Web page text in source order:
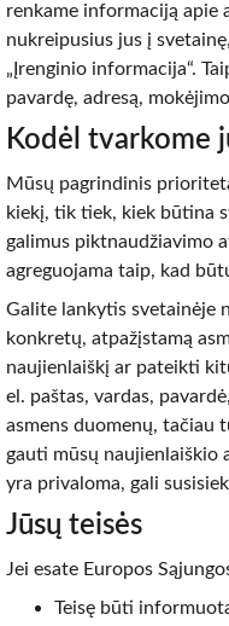
renkame informaciją apie
nukreipusius jus į
„Įrenginio informacija“.
pavardę, adresą,
Kodėl tvarkome
Mūsų pagrindinis
kiekį, tik tiek, kiek būtina
galimus piktnaudžiavimo
agreguojama taip, kad
Galite lankytis svetainėje
konkretų, atpažįstamą
naujienlaiškį ar pateikti
el. paštas, vardas,
asmens duomenų, tačiau
gauti mūsų naujienlaiškio
yra privaloma, gali
Jūsų teisės
Jei esate Europos
Teisę būti